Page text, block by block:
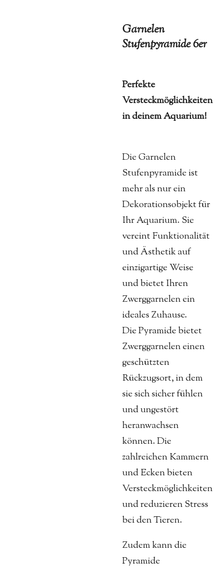
Garnelen
Stufenpyramide 6er
Perfekte
Versteckmöglichkeiten
in deinem Aquarium!
Die Garnelen
Stufenpyramide ist
mehr als nur ein
Dekorationsobjekt für
Ihr Aquarium. Sie
vereint Funktionalität
und Ästhetik auf
einzigartige Weise
und bietet Ihren
Zwerggarnelen ein
ideales Zuhause.
Die Pyramide bietet
Zwerggarnelen einen
geschützten
Rückzugsort, in dem
sie sich sicher fühlen
und ungestört
heranwachsen
können. Die
zahlreichen Kammern
und Ecken bieten
Versteckmöglichkeiten
und reduzieren Stress
bei den Tieren.
Zudem kann die
Pyramide